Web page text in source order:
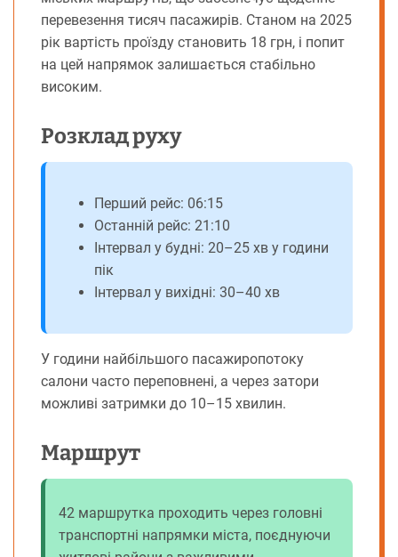
перевезення тисяч пасажирів. Станом на 2025
рік вартість проїзду становить 18 грн, і попит
на цей напрямок залишається стабільно
високим.
Розклад руху
Перший рейс: 06:15
Останній рейс: 21:10
Інтервал у будні: 20–25 хв у години
пік
Інтервал у вихідні: 30–40 хв
У години найбільшого пасажиропотоку
салони часто переповнені, а через затори
можливі затримки до 10–15 хвилин.
Маршрут
42 маршрутка проходить через головні
транспортні напрямки міста, поєднуючи